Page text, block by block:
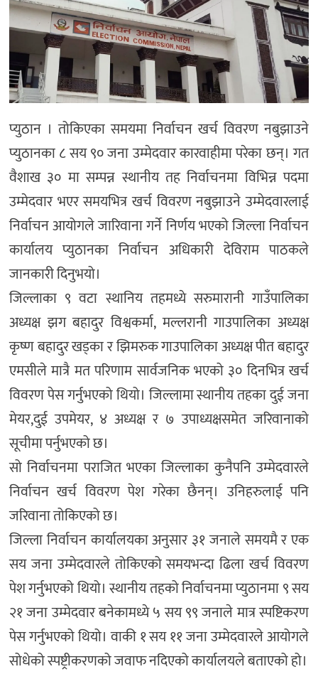
प्युठान । तोकिएका समयमा निर्वाचन खर्च विवरण नबुझाउने
प्युठानका ८ सय ९० जना उम्मेदवार कारवाहीमा परेका छन्। गत
वैशाख ३० मा सम्पन्न स्थानीय तह निर्वाचनमा विभिन्न पदमा
उम्मेदवार भएर समयभित्र खर्च विवरण नबुझाउने उम्मेदवारलाई
निर्वाचन आयोगले जारिवाना गर्ने निर्णय भएको जिल्ला निर्वाचन
कार्यालय प्युठानका निर्वाचन अधिकारी देविराम पाठकले
जानकारी दिनुभयो।
जिल्लाका ९ वटा स्थानिय तहमध्ये सरुमारानी गाउँपालिका
अध्यक्ष झग बहादुर विश्वकर्मा, मल्लरानी गाउपालिका अध्यक्ष
कृष्ण बहादुर खड्का र झिमरुक गाउपालिका अध्यक्ष पीत बहादुर
एमसीले मात्रै मत परिणाम सार्वजनिक भएको ३० दिनभित्र खर्च
विवरण पेस गर्नुभएको थियो। जिल्लामा स्थानीय तहका दुई जना
मेयर,दुई उपमेयर, ४ अध्यक्ष र ७ उपाध्यक्षसमेत जरिवानाको
सूचीमा पर्नुभएको छ।
सो निर्वाचनमा पराजित भएका जिल्लाका कुनैपनि उम्मेदवारले
निर्वाचन खर्च विवरण पेश गरेका छैनन्। उनिहरुलाई पनि
जरिवाना तोकिएको छ।
जिल्ला निर्वाचन कार्यालयका अनुसार ३१ जनाले समयमै र एक
सय जना उम्मेदवारले तोकिएको समयभन्दा ढिला खर्च विवरण
पेश गर्नुभएको थियो। स्थानीय तहको निर्वाचनमा प्युठानमा ९ सय
२१ जना उम्मेदवार बनेकामध्ये ५ सय ९९ जनाले मात्र स्पष्टिकरण
पेस गर्नुभएको थियो। वाकी १ सय ११ जना उम्मेदवारले आयोगले
सोधेको स्पष्ट्रीकरणको जवाफ नदिएको कार्यालयले बताएको हो।